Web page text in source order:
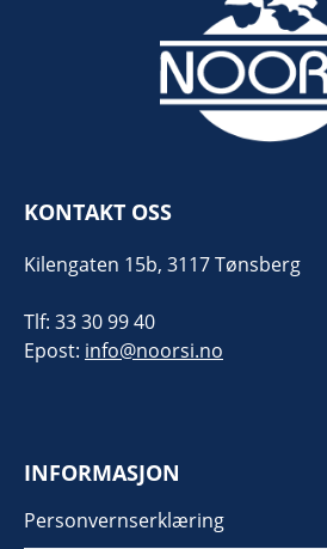
KONTAKT OSS
Kilengaten 15b, 3117 Tønsberg
Tlf: 33 30 99 40
Epost: info@noorsi.no
INFORMASJON
Personvernserklæring